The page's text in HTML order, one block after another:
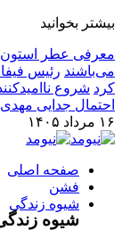
بیشتر بخوانید
معرفی عطر استون
می‌باشند رئیس
کرد شروع
احتمال جدایی
۱۶ مرداد ۱۴۰۵
صفحه اصلی
فشن
شیوه زندگی
شیوه